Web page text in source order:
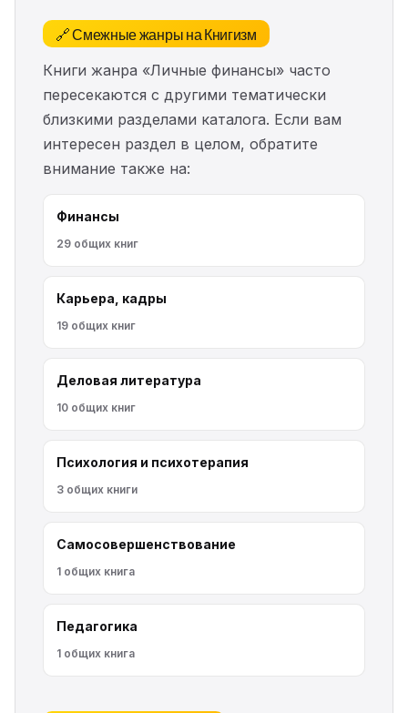
🔗 Смежные жанры на Книгизм
Книги жанра «Личные финансы» часто
пересекаются с другими тематически
близкими разделами каталога. Если вам
интересен раздел в целом, обратите
внимание также на:
Финансы
29 общих книг
Карьера, кадры
19 общих книг
Деловая литература
10 общих книг
Психология и психотерапия
3 общих книги
Самосовершенствование
1 общих книга
Педагогика
1 общих книга